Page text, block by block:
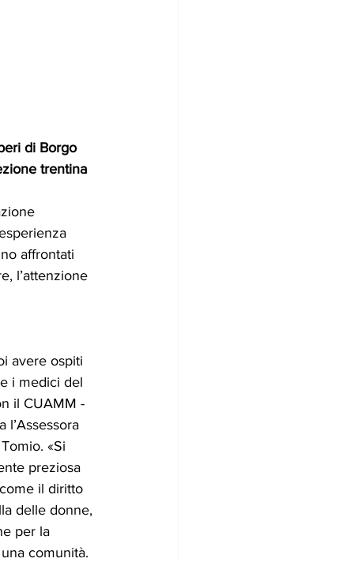
di Borgo
trentina
affrontati
l’attenzione
avere ospiti
i medici del
il CUAMM -
l’Assessora
«Si
preziosa
il diritto
delle donne,
per la
comunità.